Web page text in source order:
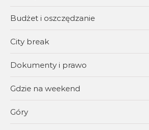
Budżet i oszczędzanie
City break
Dokumenty i prawo
Gdzie na weekend
Góry